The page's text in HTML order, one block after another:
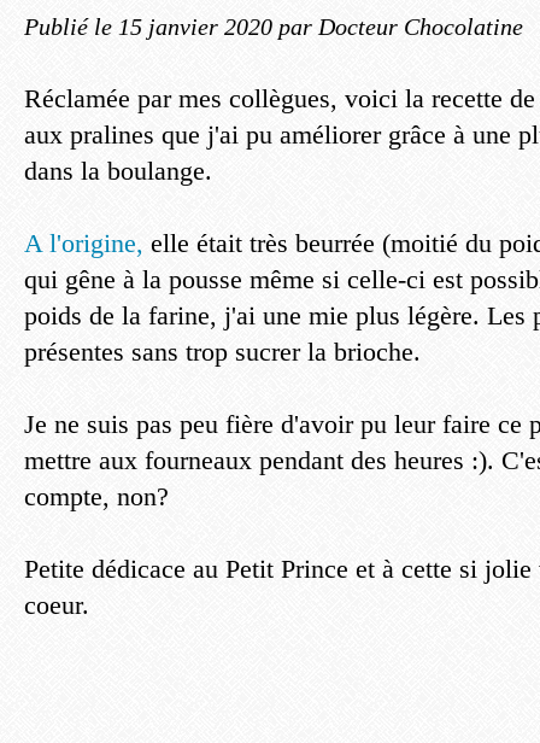
Publié le 15 janvier 2020 par Docteur Chocolatine
Réclamée par mes collègues, voici la recette
aux pralines que j'ai pu améliorer grâce à une
dans la boulange.
A l'origine, elle était très beurrée (moitié du
qui gêne à la pousse même si celle-ci est
poids de la farine, j'ai une mie plus légère. Les
présentes sans trop sucrer la brioche.
Je ne suis pas peu fière d'avoir pu leur faire ce
mettre aux fourneaux pendant des heures :).
compte, non?
Petite dédicace au Petit Prince et à cette si
coeur.